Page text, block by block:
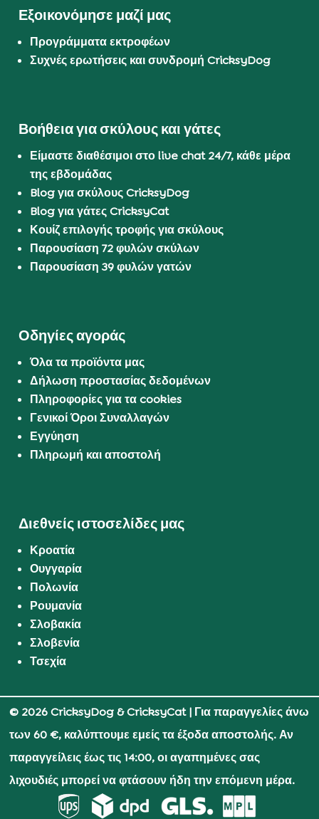
Εξοικονόμησε μαζί μας
Προγράμματα εκτροφέων
Συχνές ερωτήσεις και συνδρομή CricksyDog
Βοήθεια για σκύλους και γάτες
Είμαστε διαθέσιμοι στο live chat 24/7, κάθε μέρα
της εβδομάδας
Blog για σκύλους CricksyDog
Blog για γάτες CricksyCat
Κουίζ επιλογής τροφής για σκύλους
Παρουσίαση 72 φυλών σκύλων
Παρουσίαση 39 φυλών γατών
Οδηγίες αγοράς
Όλα τα προϊόντα μας
Δήλωση προστασίας δεδομένων
Πληροφορίες για τα cookies
Γενικοί Όροι Συναλλαγών
Εγγύηση
Πληρωμή και αποστολή
Διεθνείς ιστοσελίδες μας
Κροατία
Ουγγαρία
Πολωνία
Ρουμανία
Σλοβακία
Σλοβενία
Τσεχία
© 2026 CricksyDog & CricksyCat| Για παραγγελίες άνω
των 60 €, καλύπτουμε εμείς τα έξοδα αποστολής. Αν
παραγγείλεις έως τις 14:00, οι αγαπημένες σας
λιχουδιές μπορεί να φτάσουν ήδη την επόμενη μέρα.